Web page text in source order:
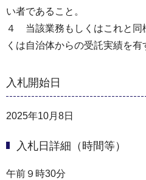
い者であること。
４ 当該業務もしくはこれと同
くは自治体からの受託実績を有
入札開始日
2025年10月8日
入札日詳細（時間等）
午前９時30分